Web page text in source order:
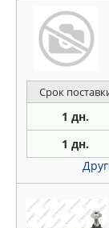
Срок
1 дн.
1 дн.